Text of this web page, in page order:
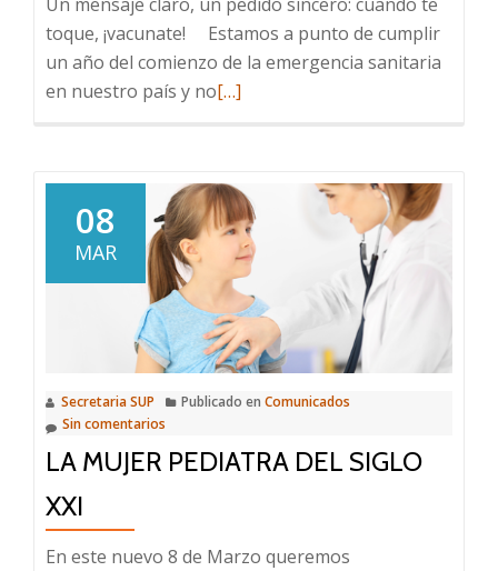
toque, ¡vacunate! Estamos a punto de cumplir
un año del comienzo de la emergencia sanitaria
en nuestro país y noLeer
mensaje
claro,
un
pedido
sincero:
cuando
te
toque,
[…]
08
MAR
Secretaria SUP Publicado en Comunicados
Sin comentarios
LA MUJER PEDIATRA DEL SIGLO
XXI
En este nuevo 8 de Marzo queremos